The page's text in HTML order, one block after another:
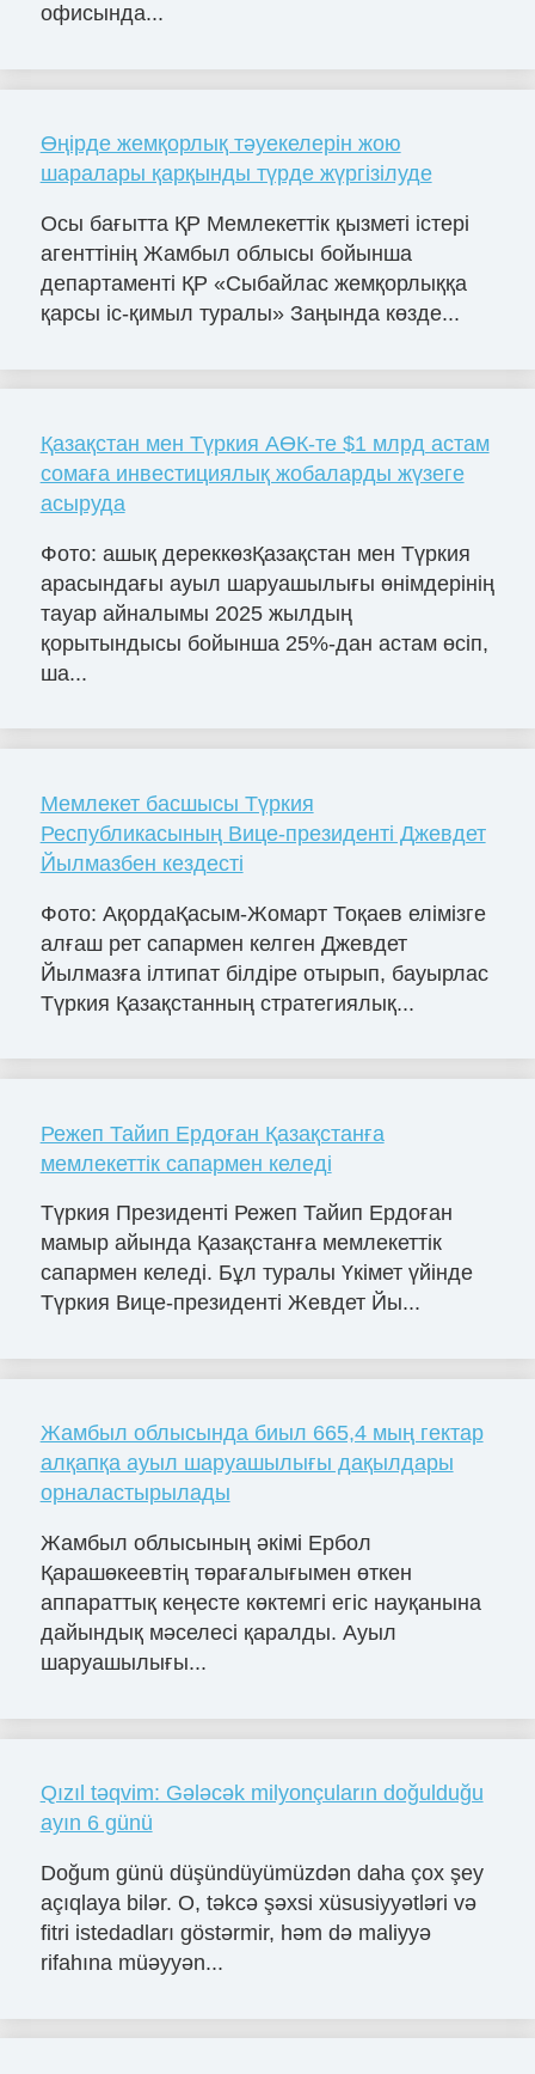
офисында...
Өңірде жемқорлық тәуекелерін жою
шаралары қарқынды түрде жүргізілуде
Осы бағытта ҚР Мемлекеттік қызметі істері
агенттінің Жамбыл облысы бойынша
департаменті ҚР «Сыбайлас жемқорлыққа
қарсы іс-қимыл туралы» Заңында көзде...
Қазақстан мен Түркия АӨК-те $1 млрд астам
сомаға инвестициялық жобаларды жүзеге
асыруда
Фото: ашық дереккөзҚазақстан мен Түркия
арасындағы ауыл шаруашылығы өнімдерінің
тауар айналымы 2025 жылдың
қорытындысы бойынша 25%-дан астам өсіп,
ша...
Мемлекет басшысы Түркия
Республикасының Вице-президенті Джевдет
Йылмазбен кездесті
Фото: АқордаҚасым-Жомарт Тоқаев елімізге
алғаш рет сапармен келген Джевдет
Йылмазға ілтипат білдіре отырып, бауырлас
Түркия Қазақстанның стратегиялық...
Режеп Тайип Ердоған Қазақстанға
мемлекеттік сапармен келеді
Түркия Президенті Режеп Тайип Ердоған
мамыр айында Қазақстанға мемлекеттік
сапармен келеді. Бұл туралы Үкімет үйінде
Түркия Вице-президенті Жевдет Йы...
Жамбыл облысында биыл 665,4 мың гектар
алқапқа ауыл шаруашылығы дақылдары
орналастырылады
Жамбыл облысының әкімі Ербол
Қарашөкеевтің төрағалығымен өткен
аппараттық кеңесте көктемгі егіс науқанына
дайындық мәселесі қаралды. Ауыл
шаруашылығы...
Qızıl təqvim: Gələcək milyonçuların doğulduğu
ayın 6 günü
Doğum günü düşündüyümüzdən daha çox şey
açıqlaya bilər. O, təkcə şəxsi xüsusiyyətləri və
fitri istedadları göstərmir, həm də maliyyə
rifahına müəyyən...